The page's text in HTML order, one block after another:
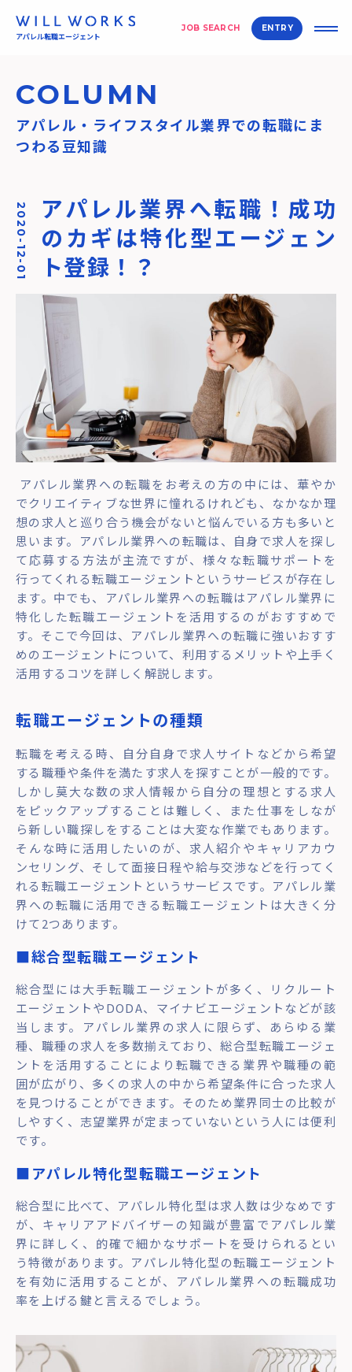
アパレル転職エージェント
JOB SEARCH ENTRY
COLUMN
アパレル・ライフスタイル業界での転職にま
つわる豆知識
2020-12-01 アパレル業界へ転職！成功
のカギは特化型エージェン
ト登録！？
アパレル業界への転職をお考えの方の中には、華やか
でクリエイティブな世界に憧れるけれども、なかなか理
想の求人と巡り合う機会がないと悩んでいる方も多いと
思います。アパレル業界への転職は、自身で求人を探し
て応募する方法が主流ですが、様々な転職サポートを
行ってくれる転職エージェントというサービスが存在し
ます。中でも、アパレル業界への転職はアパレル業界に
特化した転職エージェントを活用するのがおすすめで
す。そこで今回は、アパレル業界への転職に強いおすす
めのエージェントについて、利用するメリットや上手く
活用するコツを詳しく解説します。
転職エージェントの種類
転職を考える時、自分自身で求人サイトなどから希望
する職種や条件を満たす求人を探すことが一般的です。
しかし莫大な数の求人情報から自分の理想とする求人
をピックアップすることは難しく、また仕事をしなが
ら新しい職探しをすることは大変な作業でもあります。
そんな時に活用したいのが、求人紹介やキャリアカウ
ンセリング、そして面接日程や給与交渉などを行ってく
れる転職エージェントというサービスです。アパレル業
界への転職に活用できる転職エージェントは大きく分
けて2つあります。
■総合型転職エージェント
総合型には大手転職エージェントが多く、リクルート
エージェントやDODA、マイナビエージェントなどが該
当します。アパレル業界の求人に限らず、あらゆる業
種、職種の求人を多数揃えており、総合型転職エージェ
ントを活用することにより転職できる業界や職種の範
囲が広がり、多くの求人の中から希望条件に合った求人
を見つけることができます。そのため業界同士の比較が
しやすく、志望業界が定まっていないという人には便利
です。
■アパレル特化型転職エージェント
総合型に比べて、アパレル特化型は求人数は少なめです
が、キャリアアドバイザーの知識が豊富でアパレル業
界に詳しく、的確で細かなサポートを受けられるとい
う特徴があります。アパレル特化型の転職エージェント
を有効に活用することが、アパレル業界への転職成功
率を上げる鍵と言えるでしょう。